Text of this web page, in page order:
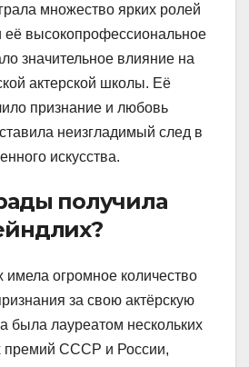
множество ярких ролей
её высокопрофессиональное
значительное влияние на
актерской школы. Её
признание и любовь
неизгладимый след в
искусства.
получила
огромное количество
за свою актёрскую
была лауреатом нескольких
премий СССР и России,